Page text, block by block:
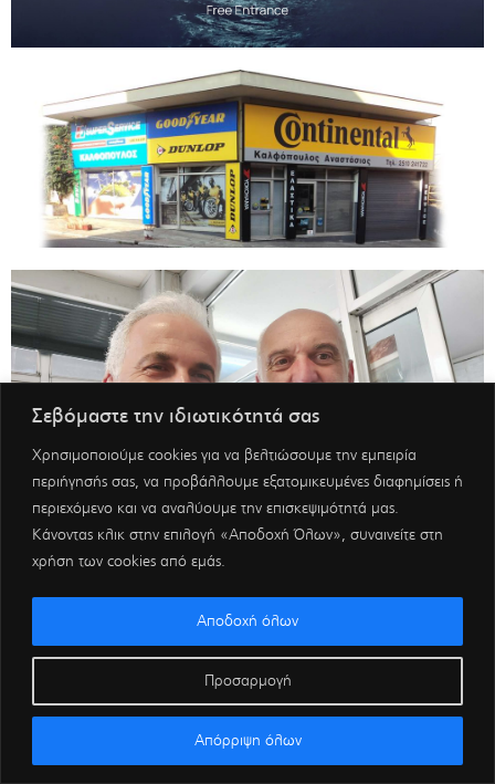
Σεβόμαστε την ιδιωτικότητά σας
Χρησιμοποιούμε cookies για να βελτιώσουμε την εμπειρία
περιήγησής σας, να προβάλλουμε εξατομικευμένες διαφημίσεις ή
περιεχόμενο και να αναλύουμε την επισκεψιμότητά μας.
Κάνοντας κλικ στην επιλογή «Αποδοχή Όλων», συναινείτε στη
χρήση των cookies από εμάς.
Προσαρμογή
Απόρριψη όλων
Αποδοχή όλων